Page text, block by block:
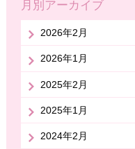
月別アーカイブ
2026年2月
2026年1月
2025年2月
2025年1月
2024年2月